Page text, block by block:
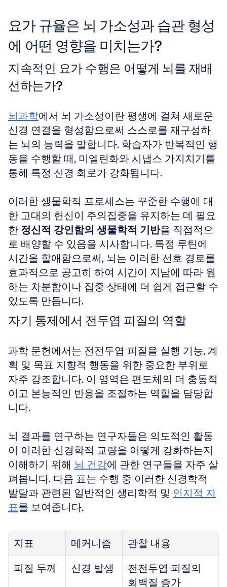
요가 규율은 뇌 가소성과 습관 형성
에 어떤 영향을 미치는가?
지속적인 요가 수행은 어떻게 뇌를 재배
선하는가?
뇌과학에서 뇌 가소성이란 평생에 걸쳐 새로운
신경 연결을 형성함으로써 스스로를 재구성하
는 뇌의 능력을 말합니다. 학습자가 반복적인 행
동을 수행할 때, 미엘린화와 시냅스 가지치기를
통해 특정 신경 회로가 강화됩니다.
이러한 생물학적 프로세스는 꾸준한 수행에 대
한 고대의 헌신이 주의집중을 유지하는 데 필요
한 정신적 강인함의 생물학적 기반을 직접적으
로 배양할 수 있음을 시사합니다. 특정 루틴에
시간을 할애함으로써, 뇌는 이러한 선호 경로를
효과적으로 공고히 하여 시간이 지남에 따라 원
하는 차분함이나 집중 상태에 더 쉽게 접근할 수
있도록 만듭니다.
자기 통제에서 전두엽 피질의 역할
과학 문헌에서는 전전두엽 피질을 실행 기능, 계
획 및 목표 지향적 행동을 위한 중요한 부위로
자주 강조합니다. 이 영역은 편도체의 더 충동적
이고 본능적인 반응을 조절하는 역할을 담당합
니다.
뇌 결과를 연구하는 연구자들은 의도적인 활동
이 이러한 신경학적 교량을 어떻게 강화하는지
이해하기 위해 뇌 건강에 관한 연구들을 자주 살
펴봅니다. 다음 표는 수행 중 이러한 신경학적
발달과 관련된 일반적인 생리학적 및 인지적 지
표를 보여줍니다.
지표 메커니즘
관찰 내용
피질 두께
신경 발생
전전두엽 피질의
회백질 증가